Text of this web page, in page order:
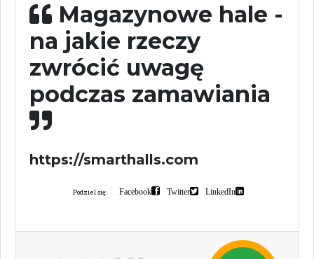
Magazynowe hale -
na jakie rzeczy
zwrócić uwagę
podczas zamawiania
https://smarthalls.com
Podziel się: Facebook Twitter LinkedIn